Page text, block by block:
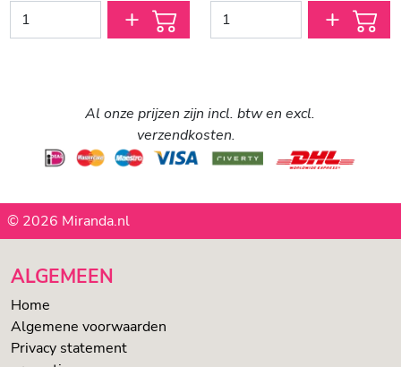
Al onze prijzen zijn incl. btw en excl.
verzendkosten.
© 2026 Miranda.nl
ALGEMEEN
Home
Algemene voorwaarden
Privacy statement